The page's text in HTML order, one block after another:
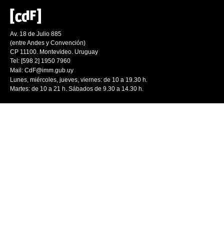
Av. 18 de Julio 885
(entre Andes y Convención)
CP 11100. Montevideo. Uruguay
Tel: [598 2] 1950 7960
Mail: CdF@imm.gub.uy
Lunes, miércoles, jueves, viernes: de 10 a 19.30 h.
Martes: de 10 a 21 h. Sábados de 9.30 a 14.30 h.